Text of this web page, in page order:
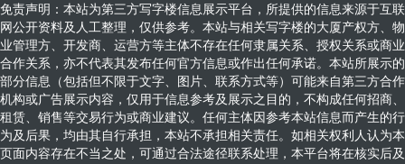
免责声明：本站为第三方写字楼信息展示平台，所提供的信息来源于互联
网公开资料及人工整理，仅供参考。本站与相关写字楼的大厦产权方、物
业管理方、开发商、运营方等主体不存在任何隶属关系、授权关系或商业
合作关系，亦不代表其发布任何官方信息或作出任何承诺。本站所展示的
部分信息（包括但不限于文字、图片、联系方式等）可能来自第三方合作
机构或广告展示内容，仅用于信息参考及展示之目的，不构成任何招商、
租赁、销售等交易行为或商业建议。任何主体因参考本站信息而产生的行
为及后果，均由其自行承担，本站不承担相关责任。如相关权利人认为本
页面内容存在不当之处，可通过合法途径联系处理，本平台将在核实后及